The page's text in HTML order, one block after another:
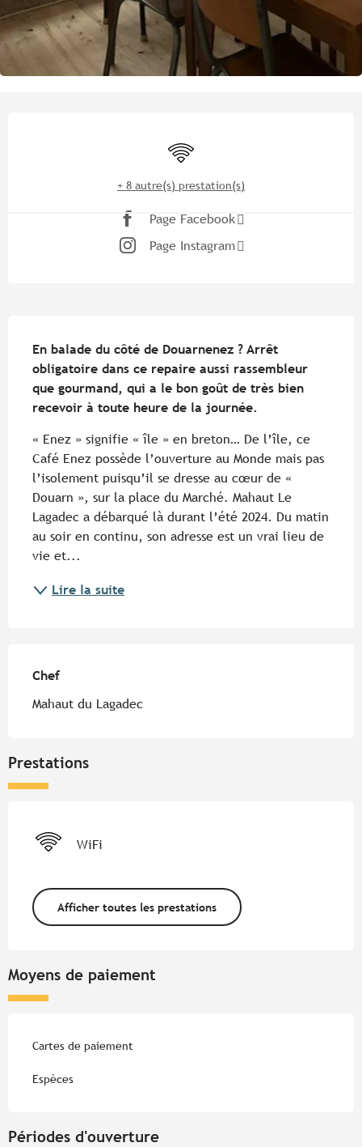
WiFi
+ 8 autre(s) prestation(s)
Page Facebook
Page Instagram
En balade du côté de Douarnenez ? Arrêt
obligatoire dans ce repaire aussi rassembleur
que gourmand, qui a le bon goût de très bien
recevoir à toute heure de la journée.
« Enez » signifie « île » en breton… De l’île, ce
Café Enez possède l’ouverture au Monde mais pas
l’isolement puisqu’il se dresse au cœur de «
Douarn », sur la place du Marché. Mahaut Le
Lagadec a débarqué là durant l’été 2024. Du matin
au soir en continu, son adresse est un vrai lieu de
vie et...
Lire la suite
Chef
Chef
Mahaut du Lagadec
Prestations
WiFi
Afficher toutes les prestations
Moyens de paiement
Cartes de paiement
Espèces
Périodes d'ouverture